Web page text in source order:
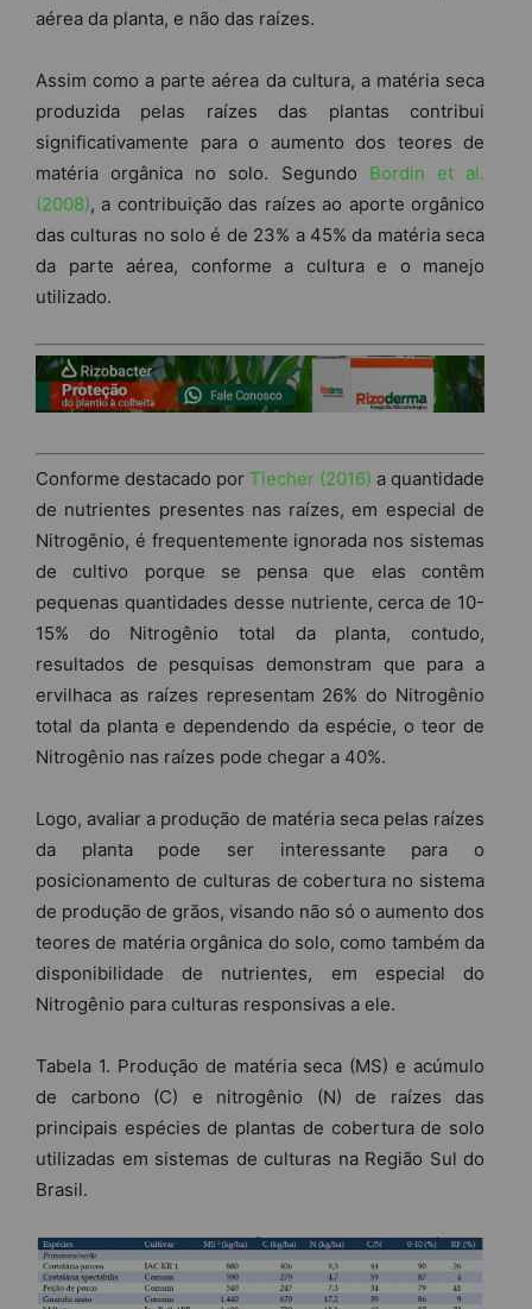
aérea da planta, e não das raízes.
Assim como a parte aérea da cultura, a matéria seca
produzida pelas raízes das plantas contribui
significativamente para o aumento dos teores de
matéria orgânica no solo. Segundo Bordin et al.
(2008), a contribuição das raízes ao aporte orgânico
das culturas no solo é de 23% a 45% da matéria seca
da parte aérea, conforme a cultura e o manejo
utilizado.
Conforme destacado por Tiecher (2016) a quantidade
de nutrientes presentes nas raízes, em especial de
Nitrogênio, é frequentemente ignorada nos sistemas
de cultivo porque se pensa que elas contêm
pequenas quantidades desse nutriente, cerca de 10-
15% do Nitrogênio total da planta, contudo,
resultados de pesquisas demonstram que para a
ervilhaca as raízes representam 26% do Nitrogênio
total da planta e dependendo da espécie, o teor de
Nitrogênio nas raízes pode chegar a 40%.
Logo, avaliar a produção de matéria seca pelas raízes
da planta pode ser interessante para o
posicionamento de culturas de cobertura no sistema
de produção de grãos, visando não só o aumento dos
teores de matéria orgânica do solo, como também da
disponibilidade de nutrientes, em especial do
Nitrogênio para culturas responsivas a ele.
Tabela 1. Produção de matéria seca (MS) e acúmulo
de carbono (C) e nitrogênio (N) de raízes das
principais espécies de plantas de cobertura de solo
utilizadas em sistemas de culturas na Região Sul do
Brasil.